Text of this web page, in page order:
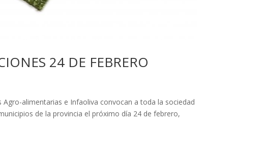
24 DE FEBRERO
Agro-alimentarias e Infaoliva convocan a toda la sociedad
de la provincia el próximo día 24 de febrero,